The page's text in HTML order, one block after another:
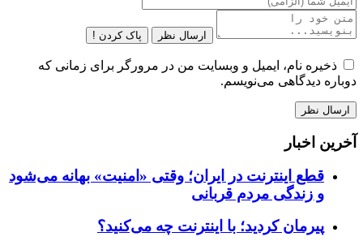
ارسال نظر پاک کردن !
ذخیره نام، ایمیل و وبسایت من در مرورگر برای زمانی که
دوباره دیدگاهی می‌نویسم.
آخرین اخبار
قطع اینترنت در ایران؛ وقتی «امنیت» بهانه می‌شود
و زندگی مردم قربانی
پیرمان کردید؛ با اینترنت چه می‌کنید؟